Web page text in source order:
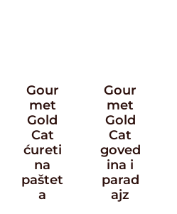
Gour
met
Gold
Cat
ćureti
na
paštet
a
Gour
met
Gold
Cat
goved
ina i
parad
ajz